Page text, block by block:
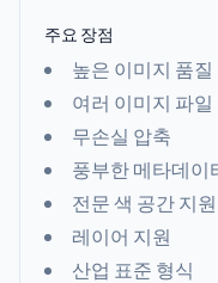
주요 장점
높은 이미지 품질
여러 이미지 파일
무손실 압축
풍부한 메타데이
전문 색 공간 지원
레이어 지원
산업 표준 형식